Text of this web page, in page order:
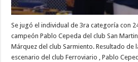
Se jugó el individual de 3ra categoría con
campeón Pablo Cepeda del club San
Márquez del club Sarmiento. Resultado de
escenario del club Ferroviario , Pablo